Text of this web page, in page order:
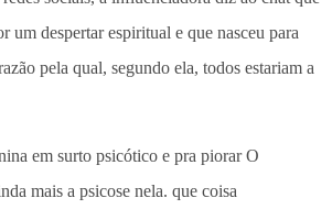
um despertar espiritual e que nasceu para
pela qual, segundo ela, todos estariam a
em surto psicótico e pra piorar O
mais a psicose nela. que coisa